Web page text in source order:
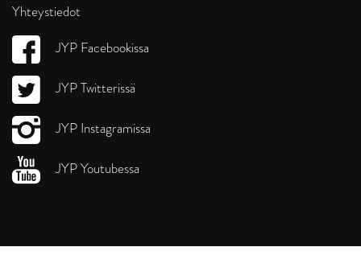
Yhteystiedot
JYP Facebookissa
JYP Twitterissä
JYP Instagramissa
JYP Youtubessa